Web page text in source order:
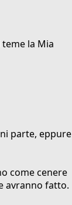
la Mia
parte, eppure
come cenere
avranno fatto.